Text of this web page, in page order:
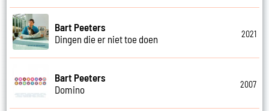
Bart Peeters
Dingen die er niet toe doen
2021
Bart Peeters
Domino
2007